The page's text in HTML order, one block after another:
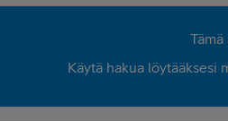
Käytä hakua löytääksesi